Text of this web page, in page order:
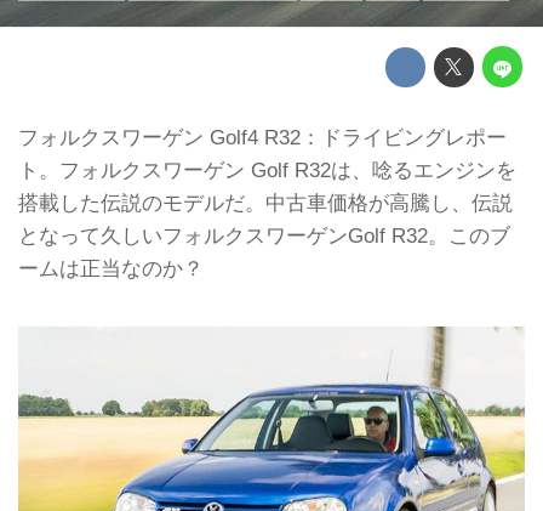
フォルクスワーゲン Golf4 R32：ドライビングレポー
ト。フォルクスワーゲン Golf R32は、唸るエンジンを
搭載した伝説のモデルだ。中古車価格が高騰し、伝説
となって久しいフォルクスワーゲンGolf R32。このブ
ームは正当なのか？